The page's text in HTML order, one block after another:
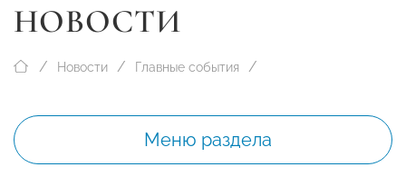
НОВОСТИ
Новости Главные события
Меню раздела